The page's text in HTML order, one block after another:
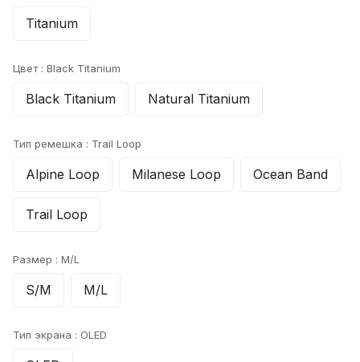
Titanium
Цвет : Black Titanium
Black Titanium Natural Titanium
Тип ремешка : Trail Loop
Alpine Loop Milanese Loop Ocean Band
Trail Loop
Размер : M/L
S/M M/L
Тип экрана : OLED